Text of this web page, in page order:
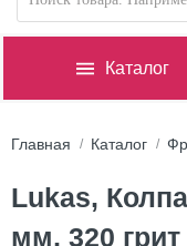
Каталог
Главная Каталог
Lukas,
мм, 320